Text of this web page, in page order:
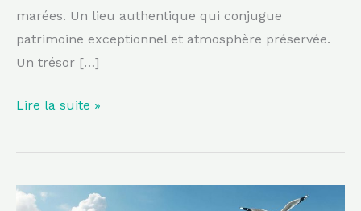
marées. Un lieu authentique qui conjugue
patrimoine exceptionnel et atmosphère préservée.
Un trésor […]
Lire la suite »
Moins